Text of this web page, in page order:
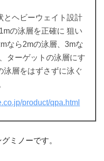
とヘビーウェイト設計
の泳層を正確に 狙い
なら2mの泳層、3mな
ターゲットの泳層にす
泳層をはずさずに泳ぐ
product/qpa.html
ミノーです。